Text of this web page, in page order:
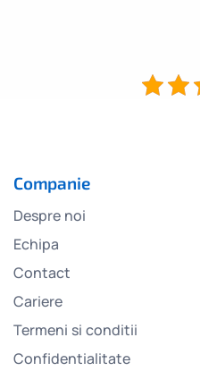
Companie
Despre noi
Echipa
Contact
Cariere
Termeni si conditii
Confidentialitate